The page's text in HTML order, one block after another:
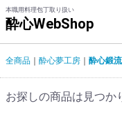
本職用料理包丁取り扱い
酔心WebShop
全商品 酔心夢工房 酔心鍛流
お探しの商品は見つか